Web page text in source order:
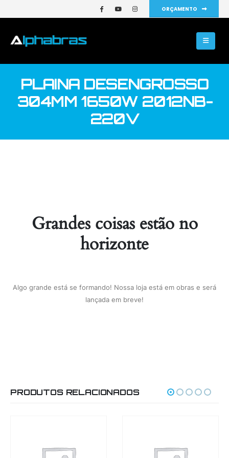
ORÇAMENTO
PLAINA DESENGROSSO
304MM 1650W 2012NB-
220V
Grandes coisas estão no
horizonte
Algo grande está se formando! Nossa loja está em obras e será
lançada em breve!
PRODUTOS RELACIONADOS